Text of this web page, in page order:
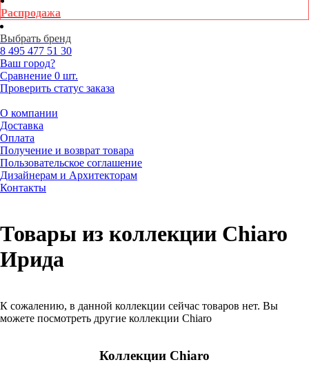
Распродажа
Выбрать бренд
8 495 477 51 30
Ваш город?
Сравнение 0 шт.
Проверить статус заказа
О компании
Доставка
Оплата
Получение и возврат товара
Пользовательское соглашение
Дизайнерам и Архитекторам
Контакты
Товары из коллекции Chiaro
Ирида
К сожалению, в данной коллекции сейчас товаров нет. Вы
можете посмотреть другие коллекции Chiaro
Коллекции Chiaro